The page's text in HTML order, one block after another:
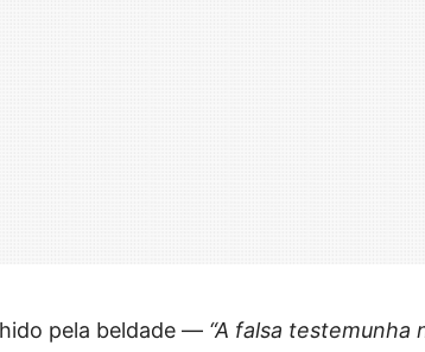
pela beldade — “A falsa testemunha